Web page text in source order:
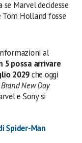
Marvel decidesse
Holland fosse
al
5 possa arrivare
2029che oggi
Brand New Day
e Sony si
Spider-Man